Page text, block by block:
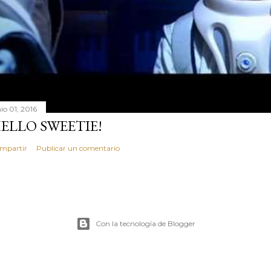
01, 2016
SWEETIE!
Publicar un comentario
Con la tecnología de Blogger